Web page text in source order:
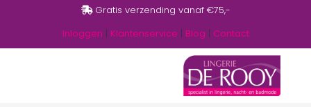
Gratis verzending vanaf €75,-
Inloggen | Klantenservice | Blog | Contact